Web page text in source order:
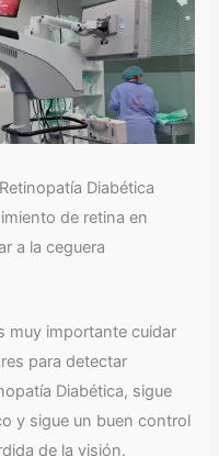
Diabética
de retina en
a la ceguera
muy importante cuidar
para detectar
Diabética, sigue
y sigue un buen control
de la visión.